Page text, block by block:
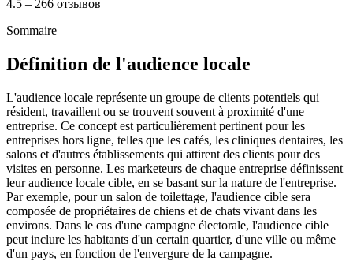
4.5 – 266 отзывов
Sommaire
Définition de l'audience locale
L'audience locale représente un groupe de clients potentiels qui
résident, travaillent ou se trouvent souvent à proximité d'une
entreprise. Ce concept est particulièrement pertinent pour les
entreprises hors ligne, telles que les cafés, les cliniques dentaires, les
salons et d'autres établissements qui attirent des clients pour des
visites en personne. Les marketeurs de chaque entreprise définissent
leur audience locale cible, en se basant sur la nature de l'entreprise.
Par exemple, pour un salon de toilettage, l'audience cible sera
composée de propriétaires de chiens et de chats vivant dans les
environs. Dans le cas d'une campagne électorale, l'audience cible
peut inclure les habitants d'un certain quartier, d'une ville ou même
d'un pays, en fonction de l'envergure de la campagne.